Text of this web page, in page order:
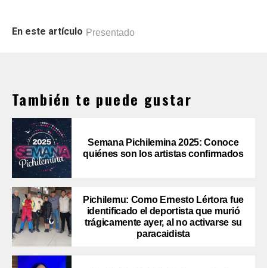
En este artículo Presentado
También te puede gustar
Semana Pichilemina 2025: Conoce
quiénes son los artistas confirmados
Pichilemu: Como Ernesto Lértora fue
identificado el deportista que murió
trágicamente ayer, al no activarse su
paracaidista